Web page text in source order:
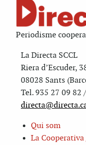
Periodisme
La Directa SCCL
Riera d’Escuder,
08028 Sants
Tel. 935 27 09 82
Qui som
La Cooperativa